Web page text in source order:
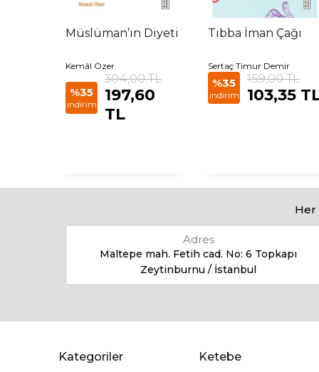
Müslüman’ın Diyeti
Kemâl Özer
%35
indirim
304,00 TL
197,60
TL
Tıbba İman Çağı
Sertaç Timur Demir
%35
indirim
159,00 TL
103,35
Adres
Maltepe mah. Fetih cad. No: 6 Topkapı
Zeytinburnu / İstanbul
Kategoriler Ketebe